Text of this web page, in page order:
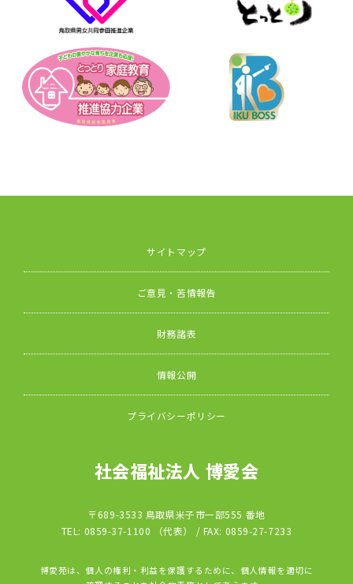
サイトマップ
ご意見・苦情報告
財務諸表
情報公開
プライバシーポリシー
社会福祉法人 博愛会
〒689-3533 鳥取県米子市一部555 番地
TEL: 0859-37-1100 （代表） / FAX: 0859-27-7233
博愛苑は、個人の権利・利益を保護するために、個人情報を適切に